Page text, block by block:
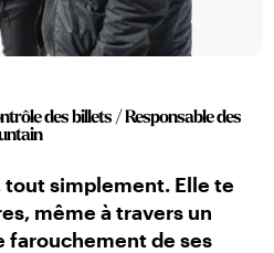
des billets / Responsable des
tout simplement. Elle te
même à travers un
farouchement de ses